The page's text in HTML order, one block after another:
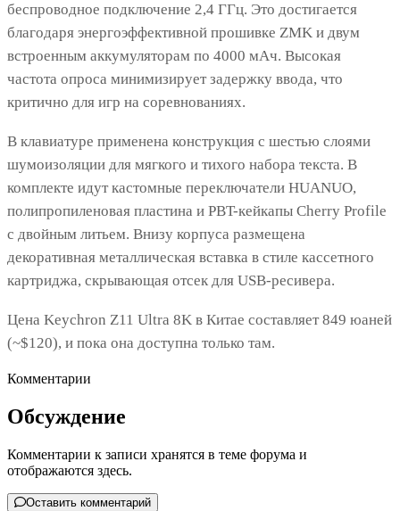
беспроводное подключение 2,4 ГГц. Это достигается
благодаря энергоэффективной прошивке ZMK и двум
встроенным аккумуляторам по 4000 мАч. Высокая
частота опроса минимизирует задержку ввода, что
критично для игр на соревнованиях.
В клавиатуре применена конструкция с шестью слоями
шумоизоляции для мягкого и тихого набора текста. В
комплекте идут кастомные переключатели HUANUO,
полипропиленовая пластина и PBT-кейкапы Cherry Profile
с двойным литьем. Внизу корпуса размещена
декоративная металлическая вставка в стиле кассетного
картриджа, скрывающая отсек для USB-ресивера.
Цена Keychron Z11 Ultra 8K в Китае составляет 849 юаней
(~$120), и пока она доступна только там.
Комментарии
Обсуждение
Комментарии к записи хранятся в теме форума и
отображаются здесь.
Оставить комментарий